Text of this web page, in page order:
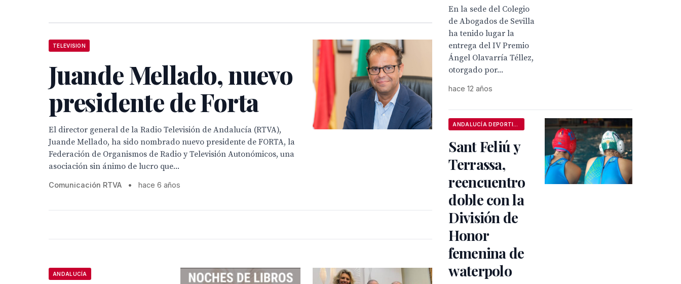
TELEVISION
Juande Mellado, nuevo
presidente de Forta
El director general de la Radio Televisión de Andalucía (RTVA),
Juande Mellado, ha sido nombrado nuevo presidente de FORTA, la
Federación de Organismos de Radio y Televisión Autonómicos, una
asociación sin ánimo de lucro que...
Comunicación RTVA • hace 6 años
ANDALUCÍA
En la sede del Colegio
de Abogados de Sevilla
ha tenido lugar la
entrega del IV Premio
Ángel Olavarría Téllez,
otorgado por...
hace 12 años
Sant Feliú y
Terrassa,
reencuentro
doble con la
División de
Honor
femenina de
waterpolo